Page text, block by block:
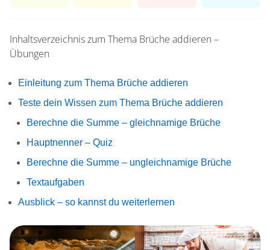
Inhaltsverzeichnis zum Thema Brüche addieren –
Übungen
Einleitung zum Thema Brüche addieren
Teste dein Wissen zum Thema Brüche addieren
Berechne die Summe – gleichnamige Brüche
Hauptnenner – Quiz
Berechne die Summe – ungleichnamige Brüche
Textaufgaben
Ausblick – so kannst du weiterlernen